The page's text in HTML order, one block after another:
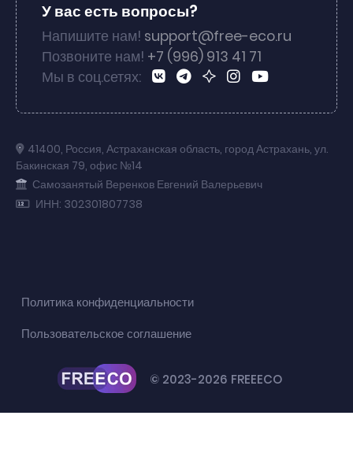
У вас есть вопросы?
Напишите нам! support@free-eco.ru
Позвоните нам! +7 (996) 913 41 71
Мы в соц.сетях:
41400, Россия, Астраханская область, город Астрахань, ул.
Бакинская 79, офис №14
Самозанятый Веренков Евгений Валерьевич
ИНН: 302301807738
© 2023-2026 FREEECO
Политика конфиденциальности
Пользовательское соглашение